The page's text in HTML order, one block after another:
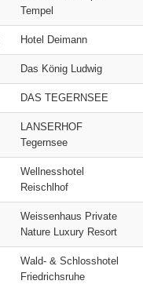
Tempel
Hotel Deimann
Das König Ludwig
DAS TEGERNSEE
LANSERHOF
Tegernsee
Wellnesshotel
Reischlhof
Weissenhaus Private
Nature Luxury Resort
Wald- & Schlosshotel
Friedrichsruhe